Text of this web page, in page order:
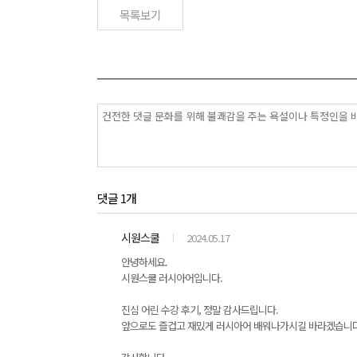
목록보기
댓글 1개
시원스쿨
2024.05.17
안녕하세요.
시원스쿨 러시아어입니다.
진심 어린 수강 후기, 정말 감사드립니다.
앞으로도 즐겁고 재밌게 러시아어 배워나가시길 바라겠습니